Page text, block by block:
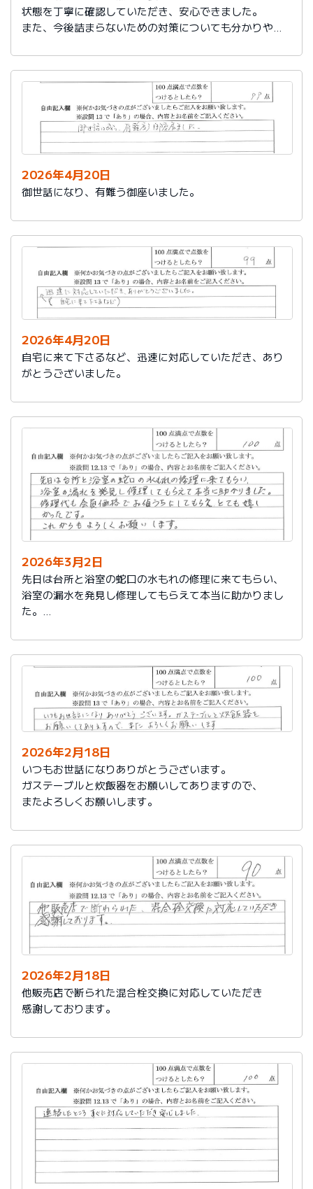
状態を丁寧に確認していただき、安心できました。
また、今後詰まらないための対策についても分かりやす
ありがとうございました。
2026年4月20日
御世話になり、有難う御座いました。
2026年4月20日
自宅に来て下さるなど、迅速に対応していただき、あり
がとうございました。
2026年3月2日
先日は台所と浴室の蛇口の水もれの修理に来てもらい、
浴室の漏水を発見し修理してもらえて本当に助かりまし
た。
かったです。
これからもよろしくお願いします。
2026年2月18日
いつもお世話になりありがとうございます。
ガステーブルと炊飯器をお願いしてありますので、
またよろしくお願いします。
2026年2月18日
他販売店で断られた混合栓交換に対応していただき
感謝しております。